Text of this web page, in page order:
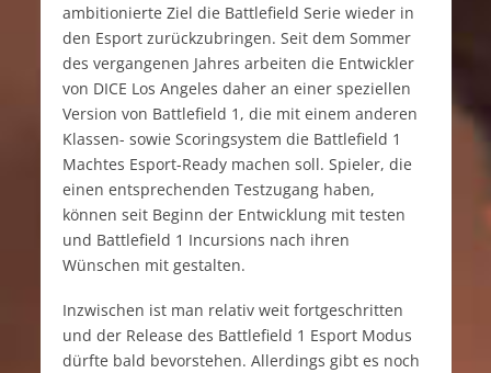
ambitionierte Ziel die Battlefield Serie wieder in
den Esport zurückzubringen. Seit dem Sommer
des vergangenen Jahres arbeiten die Entwickler
von DICE Los Angeles daher an einer speziellen
Version von Battlefield 1, die mit einem anderen
Klassen- sowie Scoringsystem die Battlefield 1
Machtes Esport-Ready machen soll. Spieler, die
einen entsprechenden Testzugang haben,
können seit Beginn der Entwicklung mit testen
und Battlefield 1 Incursions nach ihren
Wünschen mit gestalten.
Inzwischen ist man relativ weit fortgeschritten
und der Release des Battlefield 1 Esport Modus
dürfte bald bevorstehen. Allerdings gibt es noch